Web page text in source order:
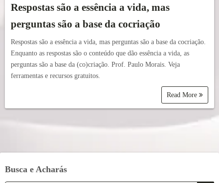
Respostas são a essência a vida, mas
perguntas são a base da cocriação
Respostas são a essência a vida, mas perguntas são a base da cocriação.
Enquanto as respostas são o conteúdo que dão essência a vida, as
perguntas são a base da (co)criação. Prof. Paulo Morais. Veja
ferramentas e recursos gratuitos.
Read More
Busca e Acharás